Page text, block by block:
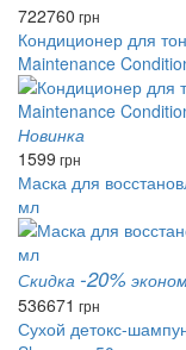
722760 грн
Кондиционер для
Maintenance
Новинка
1599 грн
Маска для
мл
Скидка -20%
536671 грн
Сухой детокс-